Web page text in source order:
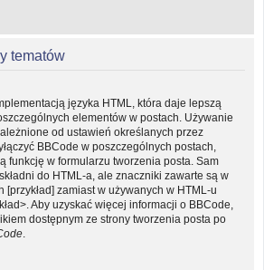
tematów
języka HTML, która daje lepszą
elementów w postach. Używanie
od ustawień określanych przez
BBCode w poszczególnych postach,
funkcję w formularzu tworzenia posta. Sam
do HTML-a, ale znaczniki zawarte są w
zamiast w używanych w HTML-u
Aby uzyskać więcej informacji o BBCode,
dostępnym ze strony tworzenia posta po